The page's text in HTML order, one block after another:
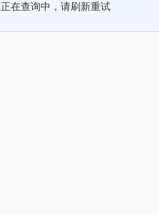
正在查询中，请刷新重试